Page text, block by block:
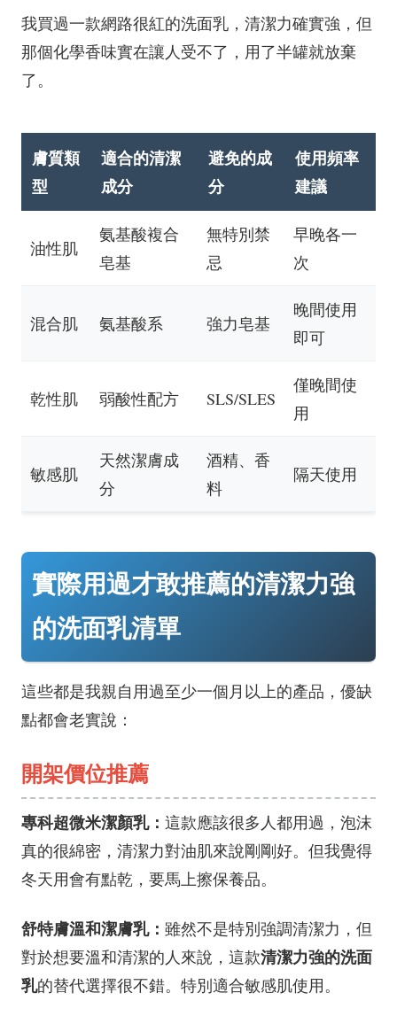
我買過一款網路很紅的洗面乳，清潔力確實強，但
那個化學香味實在讓人受不了，用了半罐就放棄
了。
膚質類
型
適合的清潔
成分
避免的成
分
使用頻率
建議
油性肌
氨基酸複合
皂基
無特別禁
忌
早晚各一
次
混合肌 氨基酸系 強力皂基
晚間使用
即可
乾性肌 弱酸性配方 SLS/SLES
僅晚間使
用
敏感肌
天然潔膚成
分
酒精、香
料
隔天使用
實際用過才敢推薦的清潔力強
的洗面乳清單
這些都是我親自用過至少一個月以上的產品，優缺
點都會老實說：
開架價位推薦
專科超微米潔顏乳： 這款應該很多人都用過，泡沫
真的很綿密，清潔力對油肌來說剛剛好。但我覺得
冬天用會有點乾，要馬上擦保養品。
舒特膚溫和潔膚乳： 雖然不是特別強調清潔力，但
對於想要溫和清潔的人來說，這款清潔力強的洗面
乳的替代選擇很不錯。特別適合敏感肌使用。